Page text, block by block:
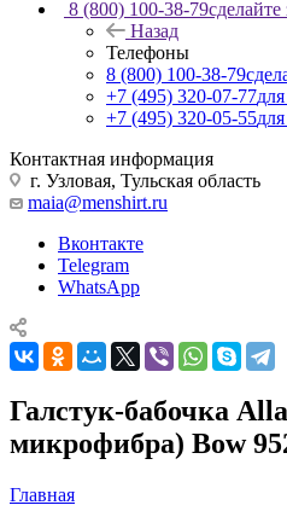
8 (800) 100-38-79сделайте
Назад
Телефоны
8 (800) 100-38-79
+7 (495) 320-07-77
+7 (495) 320-05-55
Контактная информация
г. Узловая, Тульская область
maia@menshirt.ru
Вконтакте
Telegram
WhatsApp
Галстук-бабочка
микрофибра) Bow
Главная